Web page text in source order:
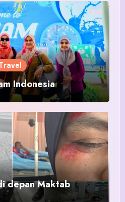
Indonesia
depan Maktab